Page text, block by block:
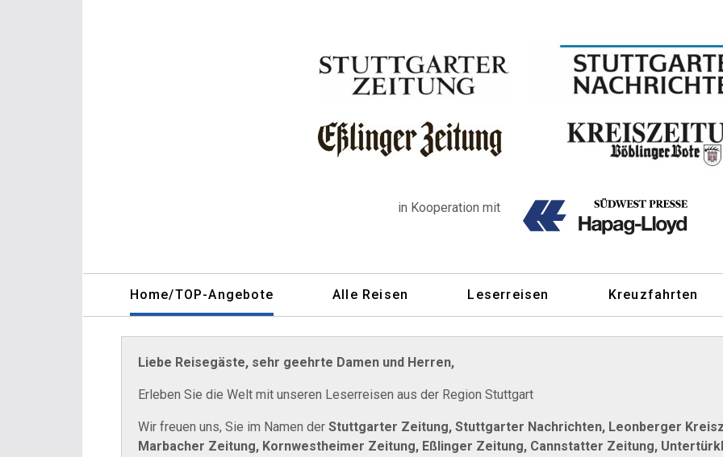
in Kooperation mit
Home/TOP-Angebote Alle Reisen Leserreisen Kreuzfahrten
Liebe Reisegäste, sehr geehrte Damen und Herren,
Erleben Sie die Welt mit unseren Leserreisen aus der Region Stuttgart
Wir freuen uns, Sie im Namen der Stuttgarter Zeitung, Stuttgarter Nachrichten, Leonberger
Marbacher Zeitung, Kornwestheimer Zeitung, Eßlinger Zeitung, Cannstatter Zeitung,